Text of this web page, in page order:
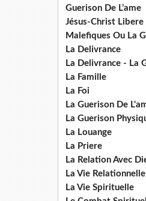
Guerison De L’ame
Jésus-Christ Libere
Malefiques Ou La
La Delivrance
La Delivrance - La
La Famille
La Foi
La Guerison De
La Guerison
La Louange
La Priere
La Relation Avec
La Vie Relationnelle
La Vie Spirituelle